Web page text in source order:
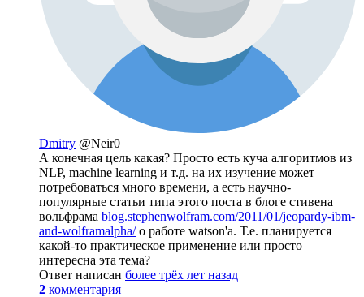
Dmitry @Neir0
А конечная цель какая? Просто есть куча алгоритмов из
NLP, machine learning и т.д. на их изучение может
потребоваться много времени, а есть научно-
популярные статьи типа этого поста в блоге стивена
вольфрама blog.stephenwolfram.com/2011/01/jeopardy-ibm-
and-wolframalpha/о работе watson'а. Т.е. планируется
какой-то практическое применение или просто
интересна эта тема?
Ответ написан более трёх лет назад
2 комментария